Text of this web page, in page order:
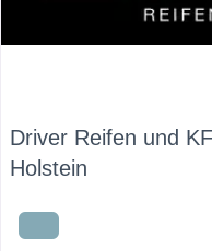
Driver Reifen und
Holstein